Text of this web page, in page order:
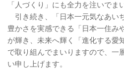
「人づくり」にも全力を注いでま
引き続き、「日本一元気なあい
豊かさを実感できる「日本一住み
が輝き、未来へ輝く「進化する愛
で取り組んでまいりますので、一
い申し上げます。